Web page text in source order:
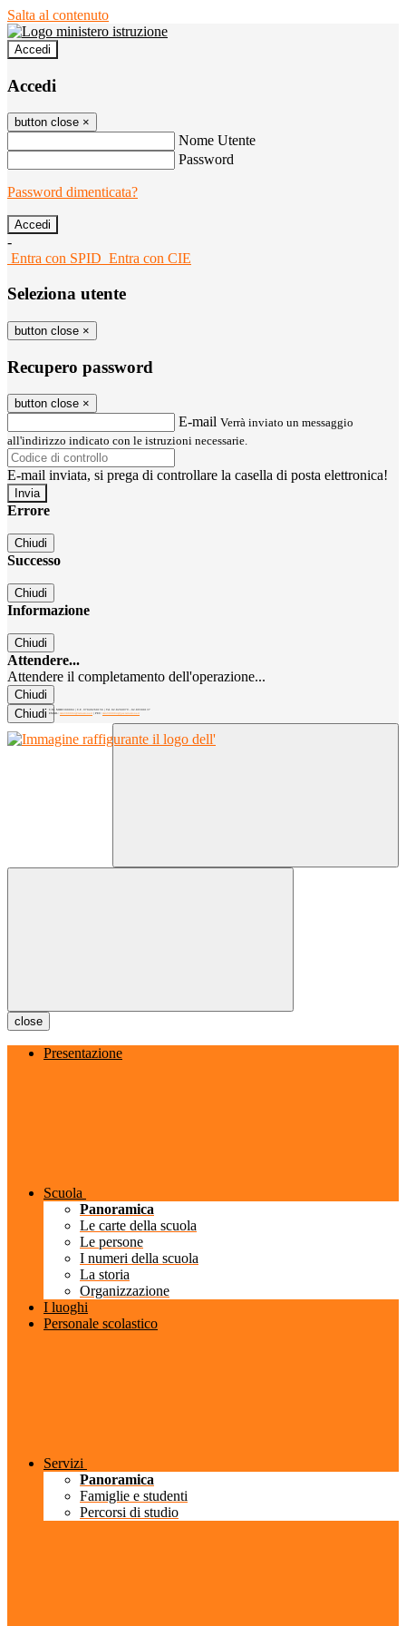
Salta al contenuto
Accedi
Accedi
button close ×
Nome Utente
Password
Password dimenticata?
-
Entra con SPID Entra con CIE
Seleziona utente
button close ×
Recupero password
button close ×
E-mail Verrà inviato un messaggio
all'indirizzo indicato con le istruzioni necessarie.
E-mail inviata, si prega di controllare la casella di posta elettronica!
Errore
Chiudi
Successo
Chiudi
Informazione
Chiudi
Attendere...
Attendere il completamento dell'operazione...
Chiudi
Chiudi
C.M. MIRC300004 | C.F. 97040260156 | Tel. 02.8260979 - 02.89300137
EMAIL: mirc300004@istruzione.it | PEC: mirc300004@pec.istruzione.it
close
Presentazione
Scuola
Panoramica
Le carte della scuola
Le persone
I numeri della scuola
La storia
Organizzazione
I luoghi
Personale scolastico
Servizi
Panoramica
Famiglie e studenti
Percorsi di studio